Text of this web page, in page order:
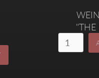
"THE